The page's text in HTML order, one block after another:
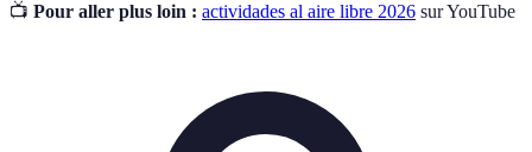
📺 Pour aller plus loin : actividades al aire libre 2026 sur YouTube